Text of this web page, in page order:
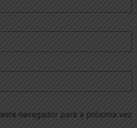
navegador para a próxima vez